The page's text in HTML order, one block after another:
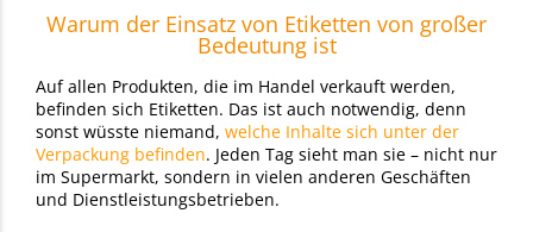
Warum der Einsatz von Etiketten von großer
Bedeutung ist
Auf allen Produkten, die im Handel verkauft werden,
befinden sich Etiketten. Das ist auch notwendig, denn
sonst wüsste niemand, welche Inhalte sich unter der
Verpackung befinden. Jeden Tag sieht man sie – nicht nur
im Supermarkt, sondern in vielen anderen Geschäften
und Dienstleistungsbetrieben.